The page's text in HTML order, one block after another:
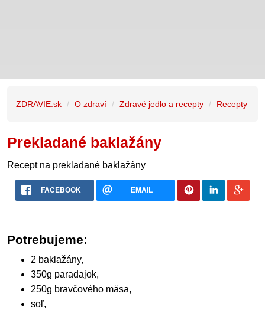
ZDRAVIE.sk O zdraví Zdravé jedlo a recepty Recepty
Prekladané baklažány
Recept na prekladané baklažány
FACEBOOK EMAIL
Potrebujeme:
2 baklažány,
350g paradajok,
250g bravčového mäsa,
soľ,